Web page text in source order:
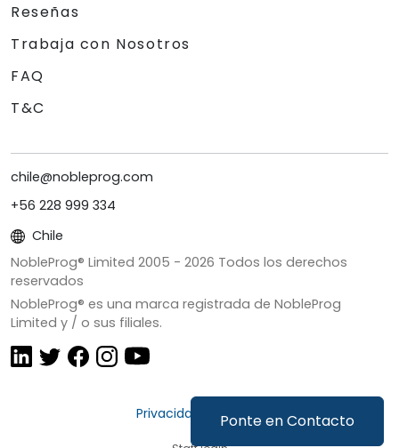
Ponte en Contacto
Reseñas
Trabaja con Nosotros
FAQ
T&C
chile@nobleprog.com
+56 228 999 334
Chile
NobleProg® Limited 2005 - 2026 Todos los derechos
reservados
NobleProg® es una marca registrada de NobleProg
Limited y / o sus filiales.
Privacidad y Cookies